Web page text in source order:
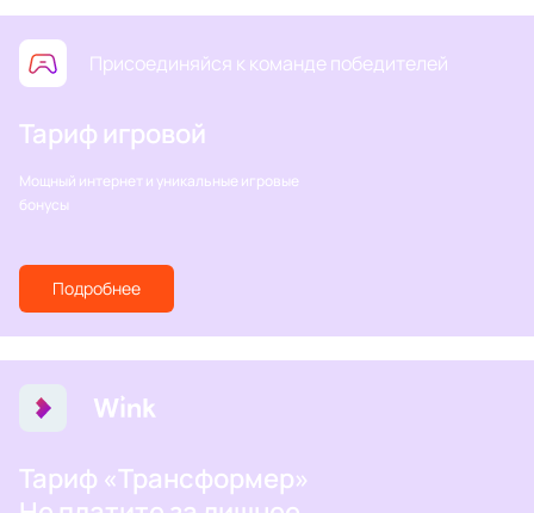
Присоединяйся к команде победителей
Тариф игровой
Мощный интернет и уникальные игровые
бонусы
Подробнее
Тариф «Трансформер»